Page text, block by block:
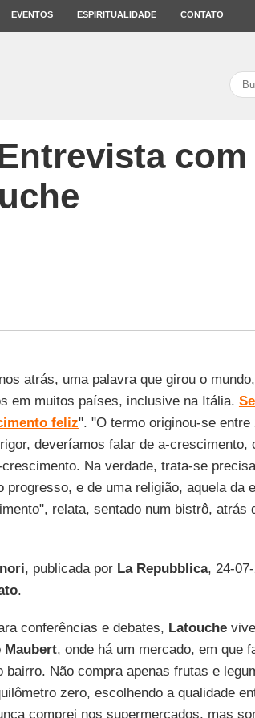
EVENTOS ESPIRITUALIDADE CONTATO
com
atrás, uma palavra que girou o
em muitos países, inclusive na Itália.
feliz". "O termo originou-se entre
deveríamos falar de a-crescimento,
Na verdade, trata-se
progresso, e de uma religião, aquela da
relata, sentado num bistrô, atrás
, publicada por La Repubblica, 24-
.
conferências e debates, Latouchevive
, onde há um mercado, em que
bairro. Não compra apenas frutas e
zero, escolhendo a qualidade
comprei nos supermercados, mas